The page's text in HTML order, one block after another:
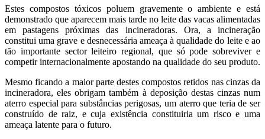
Estes compostos tóxicos poluem gravemente o ambiente e está
demonstrado que aparecem mais tarde no leite das vacas alimentadas
em pastagens próximas das incineradoras. Ora, a incineração
constitui uma grave e desnecessária ameaça à qualidade do leite e ao
tão importante sector leiteiro regional, que só pode sobreviver e
competir internacionalmente apostando na qualidade do seu produto.
Mesmo ficando a maior parte destes compostos retidos nas cinzas da
incineradora, eles obrigam também à deposição destas cinzas num
aterro especial para substâncias perigosas, um aterro que teria de ser
construído de raiz, e cuja existência constituiria um risco e uma
ameaça latente para o futuro.